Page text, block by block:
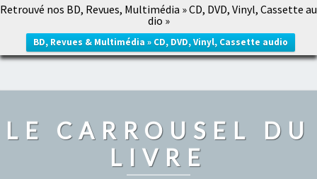
Retrouvé nos BD, Revues, Multimédia » CD, DVD, Vinyl, Cassette au
dio »
BD, Revues & Multimédia » CD, DVD, Vinyl, Cassette audio
LE CARROUSEL DU LIVRE
LE CARROUSEL DU
LIVRE